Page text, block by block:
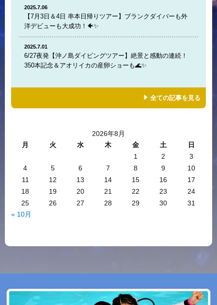
2025.7.06
【7月3日＆4日 串本日帰りツアー】ブランクダイバーも外
洋デビューも大成功！🐠✨
2025.7.01
6/27夜発【沖ノ島ダイビングツアー】絶景と感動の連続！
350本記念＆アオリイカの産卵ショーも🌊✨
全ての記事を見る
2026年8月
月
火 水 木 金 土
日
1
2
3
4
5 6 7 8 9
10
11
12 13 14 15 16
17
18
19 20 21 22 23
24
25
26 27 28 29 30
31
« 10月